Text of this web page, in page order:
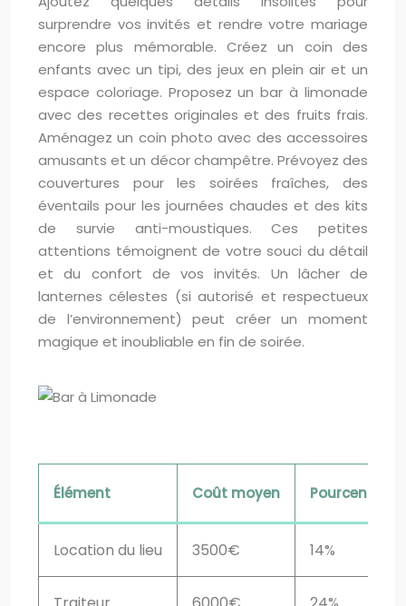
surprendre vos invités et rendre votre mariage
encore plus mémorable. Créez un coin des
enfants avec un tipi, des jeux en plein air et un
espace coloriage. Proposez un bar à limonade
avec des recettes originales et des fruits frais.
Aménagez un coin photo avec des accessoires
amusants et un décor champêtre. Prévoyez des
couvertures pour les soirées fraîches, des
éventails pour les journées chaudes et des kits
de survie anti-moustiques. Ces petites
attentions témoignent de votre souci du détail
et du confort de vos invités. Un lâcher de
lanternes célestes (si autorisé et respectueux
de l’environnement) peut créer un moment
magique et inoubliable en fin de soirée.
Élément Coût moyen
Location du lieu 3500€ 14%